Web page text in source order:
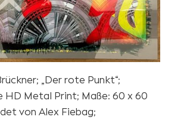
„Der rote Punkt“;
HD Metal Print; Maße: 60 x 60
von Alex Fiebag;